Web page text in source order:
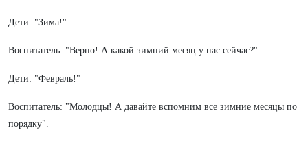
Дети: "Зима!"
Воспитатель: "Верно! А какой зимний месяц у нас сейчас?"
Дети: "Февраль!"
Воспитатель: "Молодцы! А давайте вспомним все зимние месяцы по
порядку".